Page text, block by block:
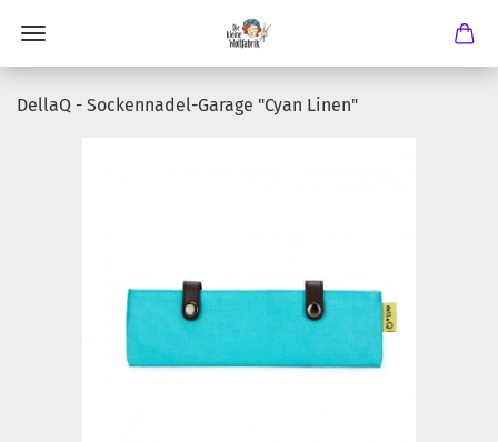
DellaQ - Sockennadel-Garage "Cyan Linen"